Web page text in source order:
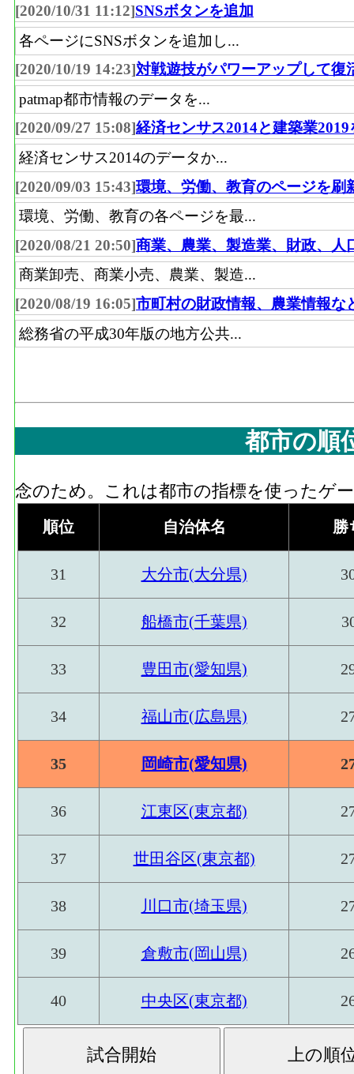
[2020/10/31 11:12]SNSボタンを追加
各ページにSNSボタンを追加し...
[2020/10/19 14:23]対戦遊技がパワーアップして復
patmap都市情報のデータを...
[2020/09/27 15:08]経済センサス2014と建築業2019
経済センサス2014のデータか...
[2020/09/03 15:43]環境、労働、教育のページを刷
環境、労働、教育の各ページを最...
[2020/08/21 20:50]商業、農業、製造業、財政、人
商業卸売、商業小売、農業、製造...
[2020/08/19 16:05]市町村の財政情報、農業情報な
総務省の平成30年版の地方公共...
都市の順
念のため。これは都市の指標を使ったゲ
順位 自治体名 勝
31 大分市(大分県)
32 船橋市(千葉県)
33 豊田市(愛知県)
34 福山市(広島県)
35 岡崎市(愛知県)
36 江東区(東京都)
37 世田谷区(東京都)
38 川口市(埼玉県)
39 倉敷市(岡山県)
40 中央区(東京都)